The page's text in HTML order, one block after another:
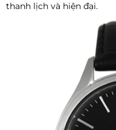
thanh lịch và hiện đại.